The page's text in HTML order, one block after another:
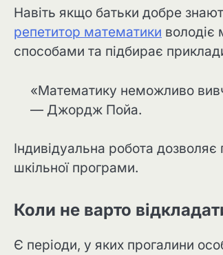
Навіть якщо батьки добре
репетитор математики володіє
способами та підбирає
«Математику неможливо
— Джордж Пойа.
Індивідуальна робота
шкільної програми.
Коли не варто
Є періоди, у яких прогалини